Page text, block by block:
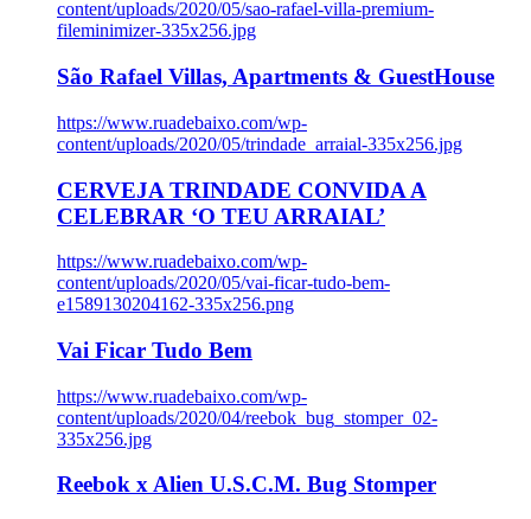
content/uploads/2020/05/sao-rafael-villa-premium-
fileminimizer-335x256.jpg
São Rafael Villas, Apartments & GuestHouse
https://www.ruadebaixo.com/wp-
content/uploads/2020/05/trindade_arraial-335x256.jpg
CERVEJA TRINDADE CONVIDA A
CELEBRAR ‘O TEU ARRAIAL’
https://www.ruadebaixo.com/wp-
content/uploads/2020/05/vai-ficar-tudo-bem-
e1589130204162-335x256.png
Vai Ficar Tudo Bem
https://www.ruadebaixo.com/wp-
content/uploads/2020/04/reebok_bug_stomper_02-
335x256.jpg
Reebok x Alien U.S.C.M. Bug Stomper